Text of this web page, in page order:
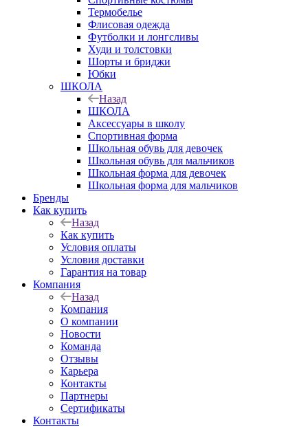
Термобелье
Флисовая одежда
Футболки и лонгсливы
Худи и толстовки
Шорты и бриджи
Юбки
ШКОЛА
Назад
ШКОЛА
Аксессуары в школу
Спортивная форма
Школьная обувь для девочек
Школьная обувь для мальчиков
Школьная форма для девочек
Школьная форма для мальчиков
Бренды
Как купить
Назад
Как купить
Условия оплаты
Условия доставки
Гарантия на товар
Компания
Назад
Компания
О компании
Новости
Команда
Отзывы
Карьера
Контакты
Партнеры
Сертификаты
Контакты